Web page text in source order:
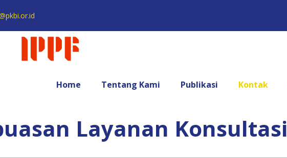
Home Tentang Kami Publikasi Kontak
Layanan Konsultasi